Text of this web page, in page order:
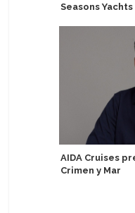
Seasons
AIDA Cruises
Crimen y Mar